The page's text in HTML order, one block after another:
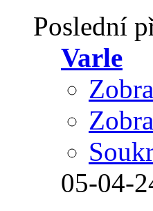
Poslední
Varle
05-04-